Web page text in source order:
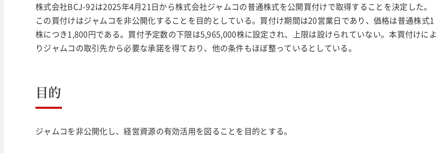
株式会社BCJ-92は2025年4月21日から株式会社ジャムコの普通株式を公開買付けで取得することを決定した。
この買付けはジャムコを非公開化することを目的としている。買付け期間は20営業日であり、価格は普通株式1
株につき1,800円である。買付予定数の下限は5,965,000株に設定され、上限は設けられていない。本買付けによ
りジャムコの取引先から必要な承諾を得ており、他の条件もほぼ整っているとしている。
目的
ジャムコを非公開化し、経営資源の有効活用を図ることを目的とする。